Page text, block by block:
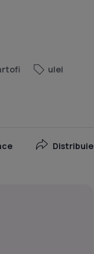
ulei
Distribuie